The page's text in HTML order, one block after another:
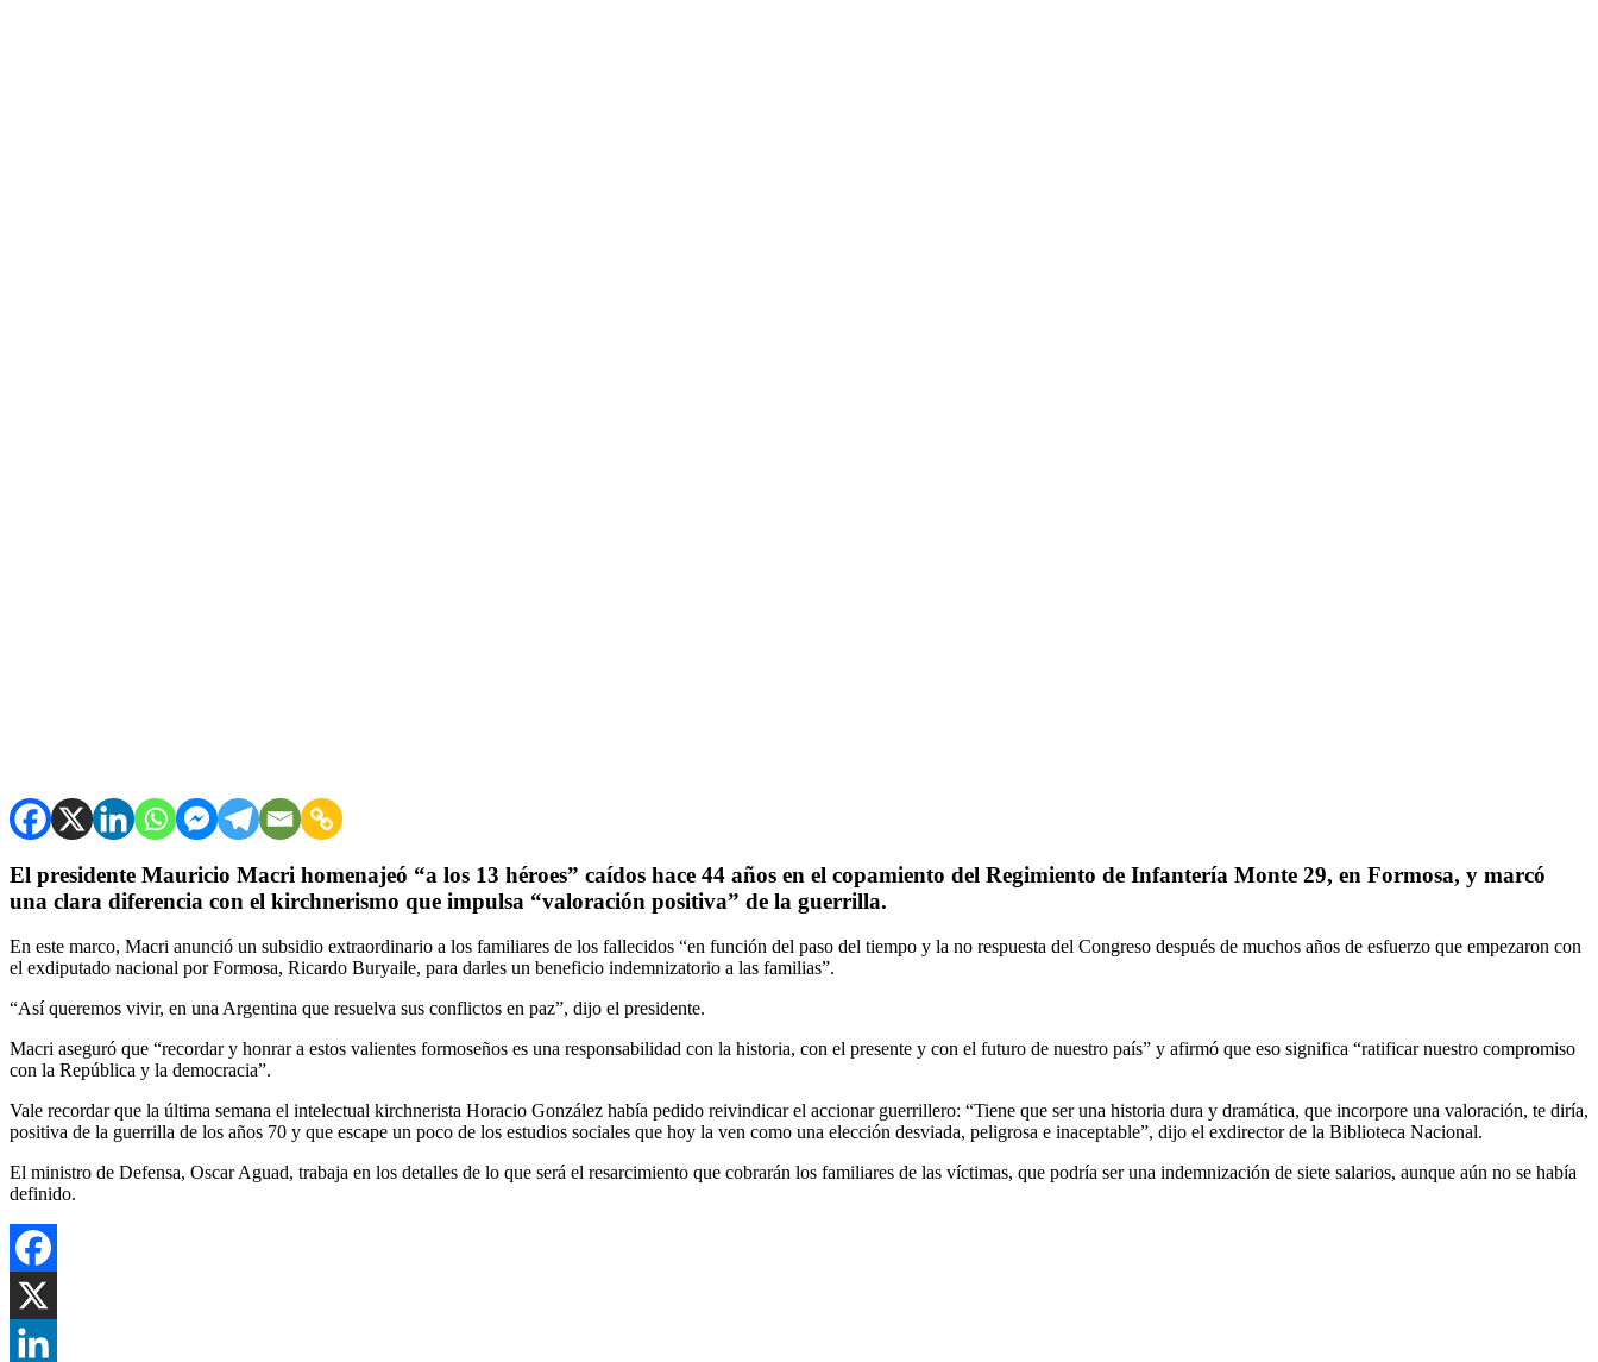
El presidente Mauricio Macri homenajeó “a los 13 héroes” caídos hace 44 años en el copamiento del Regimiento de Infantería Monte 29, en Formosa, y marcó
una clara diferencia con el kirchnerismo que impulsa “valoración positiva” de la guerrilla.
En este marco, Macri anunció un subsidio extraordinario a los familiares de los fallecidos “en función del paso del tiempo y la no respuesta del Congreso después de muchos años de esfuerzo que empezaron con
el exdiputado nacional por Formosa, Ricardo Buryaile, para darles un beneficio indemnizatorio a las familias”.
“Así queremos vivir, en una Argentina que resuelva sus conflictos en paz”, dijo el presidente.
Macri aseguró que “recordar y honrar a estos valientes formoseños es una responsabilidad con la historia, con el presente y con el futuro de nuestro país” y afirmó que eso significa “ratificar nuestro compromiso
con la República y la democracia”.
Vale recordar que la última semana el intelectual kirchnerista Horacio González había pedido reivindicar el accionar guerrillero: “Tiene que ser una historia dura y dramática, que incorpore una valoración, te diría,
positiva de la guerrilla de los años 70 y que escape un poco de los estudios sociales que hoy la ven como una elección desviada, peligrosa e inaceptable”, dijo el exdirector de la Biblioteca Nacional.
El ministro de Defensa, Oscar Aguad, trabaja en los detalles de lo que será el resarcimiento que cobrarán los familiares de las víctimas, que podría ser una indemnización de siete salarios, aunque aún no se había
definido.